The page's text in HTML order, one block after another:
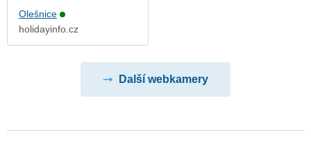
Olešnice
holidayinfo.cz
Další webkamery